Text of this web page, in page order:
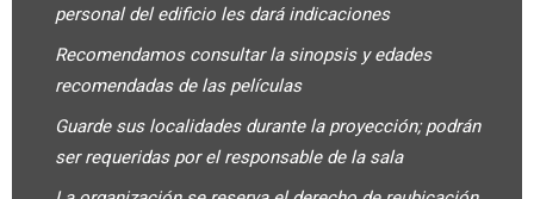
personal del edificio les dará indicaciones
Recomendamos consultar la sinopsis y edades
recomendadas de las películas
Guarde sus localidades durante la proyección; podrán
ser requeridas por el responsable de la sala